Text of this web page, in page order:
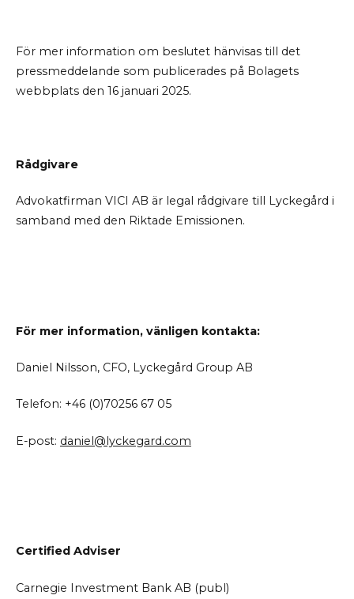
För mer information om beslutet hänvisas till det
pressmeddelande som publicerades på Bolagets
webbplats den 16 januari 2025.
Rådgivare
Advokatfirman VICI AB är legal rådgivare till Lyckegård i
samband med den Riktade Emissionen.
För mer information, vänligen kontakta:
Daniel Nilsson, CFO, Lyckegård Group AB
Telefon: +46 (0)70256 67 05
E-post: daniel@lyckegard.com
Certified Adviser
Carnegie Investment Bank AB (publ)